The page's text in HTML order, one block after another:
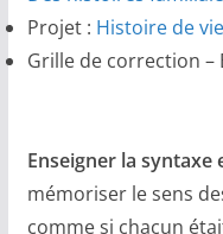
Projet : Histoire de vie
Grille de correction –
Enseigner la syntaxe
mémoriser le sens
comme si chacun